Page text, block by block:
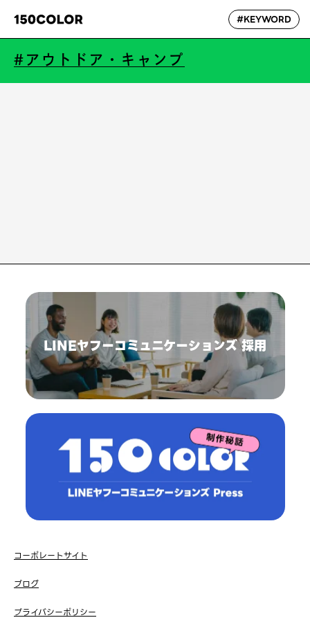
#KEYWORD
#アウトドア・キャンプ
LINEヤフーコミュニケーションズ 採用
コーポレートサイト
ブログ
プライバシーポリシー